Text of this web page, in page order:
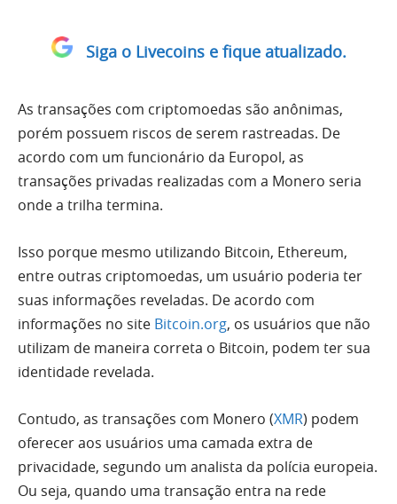
Siga o Livecoins e fique atualizado.
As transações com criptomoedas são anônimas,
porém possuem riscos de serem rastreadas. De
acordo com um funcionário da Europol, as
transações privadas realizadas com a Monero seria
onde a trilha termina.
Isso porque mesmo utilizando Bitcoin, Ethereum,
entre outras criptomoedas, um usuário poderia ter
suas informações reveladas. De acordo com
informações no site Bitcoin.org, os usuários que não
utilizam de maneira correta o Bitcoin, podem ter sua
identidade revelada.
Contudo, as transações com Monero (XMR) podem
oferecer aos usuários uma camada extra de
privacidade, segundo um analista da polícia europeia.
Ou seja, quando uma transação entra na rede